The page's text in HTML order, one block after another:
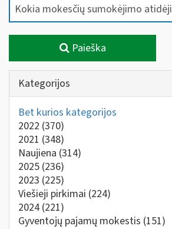
Paieška
Kategorijos
Bet kurios kategorijos
2022 (370)
2021 (348)
Naujiena (314)
2025 (236)
2023 (225)
Viešieji pirkimai (224)
2024 (221)
Gyventojų pajamų mokestis (151)